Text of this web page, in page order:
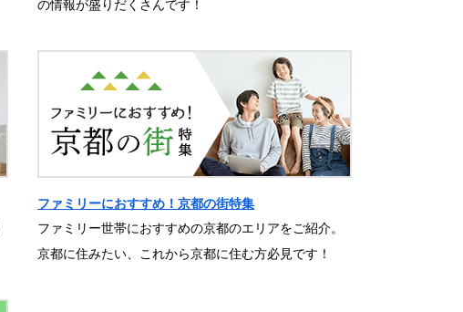
の情報が盛りだくさんです！
ファミリーにおすすめ！京都の街特集
ファミリー世帯におすすめの京都のエリアをご紹介。
京都に住みたい、これから京都に住む方必見です！